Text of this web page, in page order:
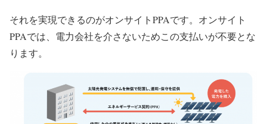
それを実現できるのがオンサイトPPAです。オンサイト
PPAでは、電力会社を介さないためこの支払いが不要とな
ります。